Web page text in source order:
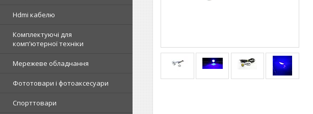
Hdmi кабелю
Комплектуючі для
комп'ютерної техніки
Мережеве обладнання
Фототовари і фотоаксесуари
Спорттовари